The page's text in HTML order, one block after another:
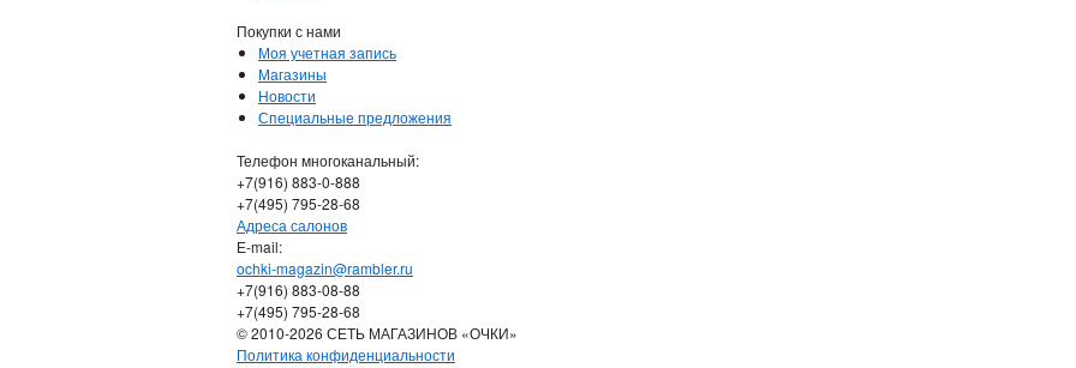
Покупки с нами
Моя учетная запись
Магазины
Новости
Специальные предложения
Телефон многоканальный:
+7(916) 883-0-888
+7(495) 795-28-68
Адреса салонов
Е-mail:
ochki-magazin@rambler.ru
+7(916) 883-08-88
+7(495) 795-28-68
© 2010-2026 СЕТЬ МАГАЗИНОВ «ОЧКИ»
Политика конфиденциальности